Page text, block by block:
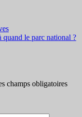
quand le parc national ?
champs obligatoires